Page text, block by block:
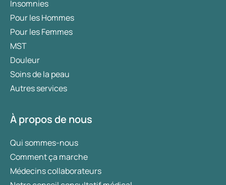
Insomnies
Pour les Hommes
Pour les Femmes
MST
Douleur
Soins de la peau
Autres services
À propos de nous
Qui sommes-nous
Comment ça marche
Médecins collaborateurs